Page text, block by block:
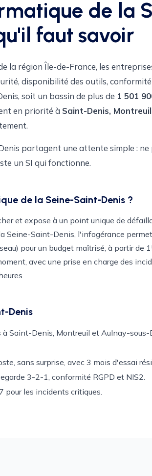
de la
faut savoir
la région Île-de-France, les
disponibilité des outils,
soit un bassin de plus de 1 501
en priorité à Saint-Denis,
partagent une attente simple :
un SI qui fonctionne.
de la Seine-Saint-Denis ?
et expose à un point unique de
Seine-Saint-Denis, l'infogérance
pour un budget maîtrisé, à partir de
avec une prise en charge des
Denis
Saint-Denis, Montreuil et Aulnay-sous-
sans surprise, avec 3 mois d'essai
3-2-1, conformité RGPD et NIS2.
pour les incidents critiques.